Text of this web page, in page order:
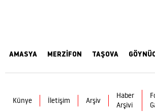
AMASYA MERZİFON TAŞOVA
Künye İletişim Arşiv
Haber
Arşivi